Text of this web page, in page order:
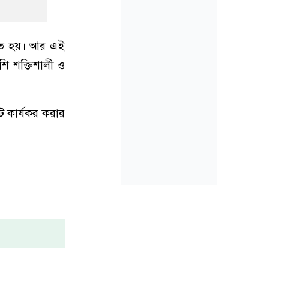
হয়। আর এই
শক্তিশালী ও
কার্যকর করার